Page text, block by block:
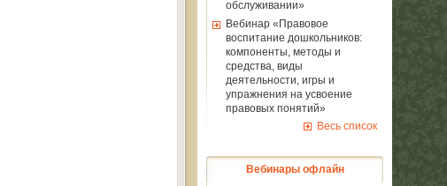
обслуживании»
Вебинар «Правовое
воспитание дошкольников:
компоненты, методы и
средства, виды
деятельности, игры и
упражнения на усвоение
правовых понятий»
Весь список
Вебинары офлайн